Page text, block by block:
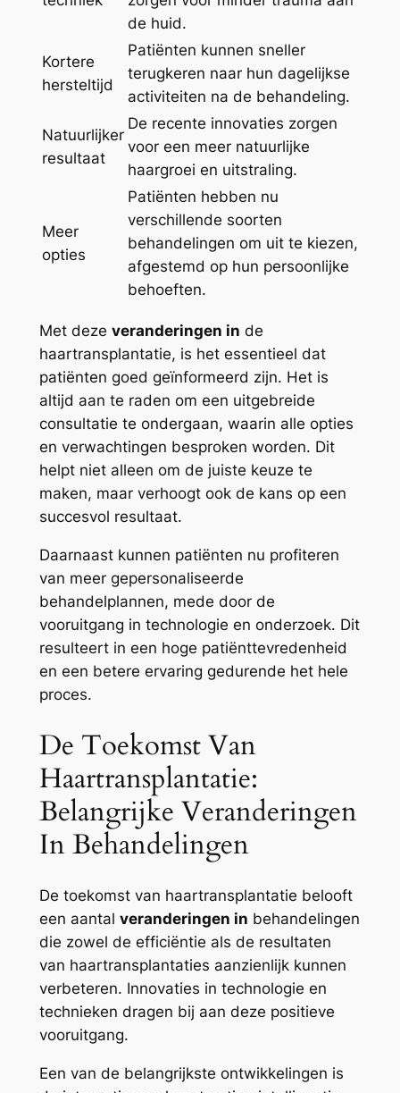
de huid.
Kortere
hersteltijd
Patiënten kunnen sneller
terugkeren naar hun dagelijkse
activiteiten na de behandeling.
Natuurlijker
resultaat
De recente innovaties zorgen
voor een meer natuurlijke
haargroei en uitstraling.
Meer
opties
Patiënten hebben nu
verschillende soorten
behandelingen om uit te kiezen,
afgestemd op hun persoonlijke
behoeften.
Met deze veranderingen in de
haartransplantatie, is het essentieel dat
patiënten goed geïnformeerd zijn. Het is
altijd aan te raden om een uitgebreide
consultatie te ondergaan, waarin alle opties
en verwachtingen besproken worden. Dit
helpt niet alleen om de juiste keuze te
maken, maar verhoogt ook de kans op een
succesvol resultaat.
Daarnaast kunnen patiënten nu profiteren
van meer gepersonaliseerde
behandelplannen, mede door de
vooruitgang in technologie en onderzoek. Dit
resulteert in een hoge patiënttevredenheid
en een betere ervaring gedurende het hele
proces.
De Toekomst Van
Haartransplantatie:
Belangrijke Veranderingen
In Behandelingen
De toekomst van haartransplantatie belooft
een aantal veranderingen in behandelingen
die zowel de efficiëntie als de resultaten
van haartransplantaties aanzienlijk kunnen
verbeteren. Innovaties in technologie en
technieken dragen bij aan deze positieve
vooruitgang.
Een van de belangrijkste ontwikkelingen is